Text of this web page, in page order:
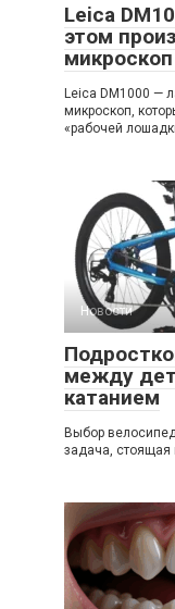
Leica
этом
Leica DM1000 —
микроскоп,
«рабочей
Новости
между
катанием
Выбор
задача, стоящая